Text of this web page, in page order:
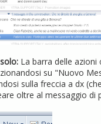
La barra delle azioni
su "Nuovo
sulla freccia a dx
oltre al messaggio di